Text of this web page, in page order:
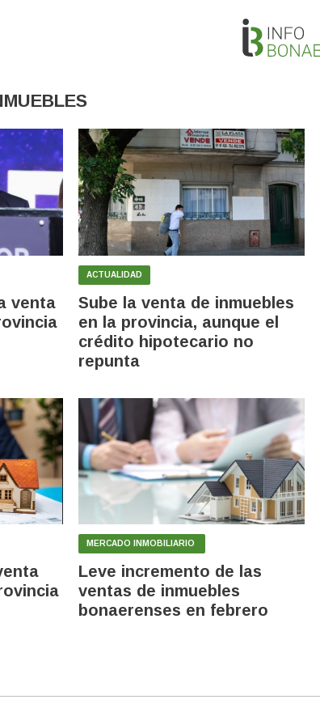
venta
ACTUALIDAD
Sube la venta de inmuebles
en la provincia, aunque el
crédito hipotecario no
repunta
MERCADO INMOBILIARIO
Leve incremento de las
ventas de inmuebles
bonaerenses en febrero